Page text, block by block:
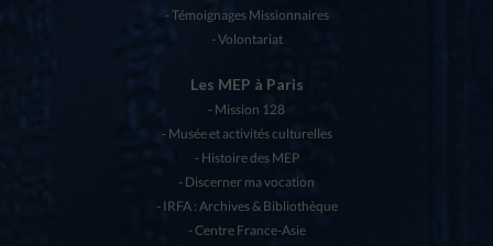
Témoignages Missionnaires
Volontariat
Les MEP à Paris
Mission 128
Musée et activités culturelles
Histoire des MEP
Discerner ma vocation
IRFA : Archives & Bibliothèque
Centre France-Asie